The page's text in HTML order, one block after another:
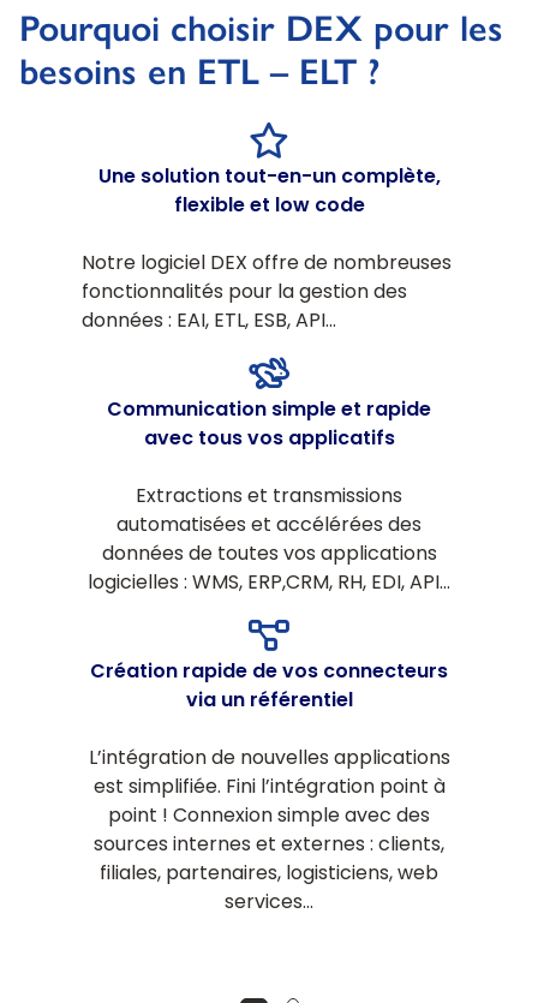
Pourquoi choisir DEX pour les
besoins en ETL – ELT ?
Une solution tout-en-un complète,
flexible et low code
Notre logiciel DEX offre de nombreuses
fonctionnalités pour la gestion des
données : EAI, ETL, ESB, API…
Communication simple et rapide
avec tous vos applicatifs
Extractions et transmissions
automatisées et accélérées des
données de toutes vos applications
logicielles : WMS, ERP,CRM, RH, EDI, API…
Création rapide de vos connecteurs
via un référentiel
L’intégration de nouvelles applications
est simplifiée. Fini l’intégration point à
point ! Connexion simple avec des
sources internes et externes : clients,
filiales, partenaires, logisticiens, web
services…